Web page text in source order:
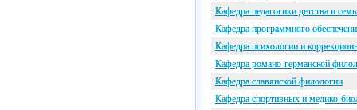
Кафедра педагогики детства и
Кафедра программного
Кафедра психологии и
Кафедра романо-германской
Кафедра славянской филологии
Кафедра спортивных и медико-